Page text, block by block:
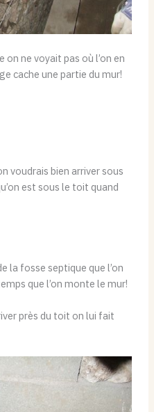
ne voyait pas où l’on en
cache une partie du mur!
voudrais bien arriver sous
est sous le toit quand
la fosse septique que l’on
que l’on monte le mur!
près du toit on lui fait